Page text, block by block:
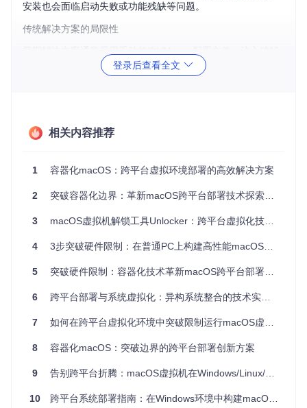
安装也会面临启动失败或功能残缺等问题。
传统解决方案的局限性
补丁等方式，但这些方法存在严重缺陷：兼容性差，仅支持特
定VMware版本；稳定性不足，容易因系统更新导致失效；操
突破：核心技术解析与实现原理
本解决方案通过四项核心技术创新，彻底解决了macOS虚拟
化的兼容性问题：
VMware核心组件修补
vmware-vmx二进制文件（虚拟机监控程序），
解除对macOS内核的限制检查。代码层面通过解析ELF文
加载。
操作系统选项注入
se.dll，Linux平台为libvmwarebase.so），在虚拟机
资源表和系统调用处理逻辑。
SMC版本控制绕过
数，模拟Apple硬件的系统管理控制器行为，绕过macOS
登录后查看全文
相关内容推荐
1 容器化macOS：跨平台虚拟环境部署的高效解决方案
2 突破容器化边界：革新macOS跨平台部署技术探索指南
3 macOS虚拟机解锁工具Unlocker：跨平台虚拟化技术探索指南
4 3步突破硬件限制：在普通PC上构建高性能macOS虚拟环境
5 突破硬件限制：容器化技术革新macOS跨平台部署方案
6 跨平台部署与系统虚拟化：异构系统整合的技术实践指南
7 如何在跨平台虚拟化环境中突破限制运行macOS虚拟机：完整技术指南
8 容器化macOS：突破边界的跨平台部署创新方案
9 告别跨平台折腾：macOS虚拟机在Windows/Linux/macOS系统的无缝体验
10 跨平台系统部署指南：在Windows环境中构建macOS虚拟化环境